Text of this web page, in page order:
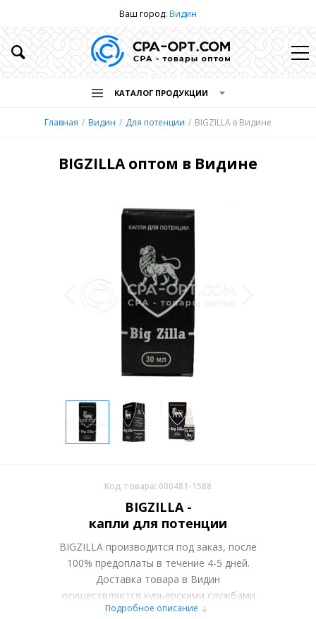
Ваш город: Видин
КАТАЛОГ ПРОДУКЦИИ
Главная Видин Для потенции BIGZILLA в Видине
BIGZILLA оптом в Видине
Код товара: 000481-1588
BIGZILLA -
капли для потенции
BIGZILLA производится под заказ, после
100% предоплаты в течение 4-5 дней.
Доставка товара в Видин
осуществляется курьерскими службами
или самовывозом со склада в Москве.
Подробное описание